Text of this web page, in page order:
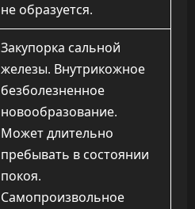
не образуется.
Закупорка сальной
железы. Внутрикожное
безболезненное
новообразование.
Может длительно
пребывать в состоянии
покоя.
Самопроизвольное